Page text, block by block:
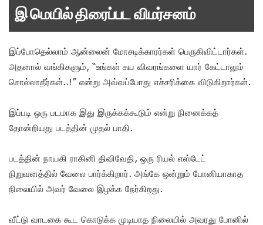
இ மெயில் திரைப்பட விமர்சனம்
இப்போதெல்லாம் ஆன்லைன் மோசடிக்காரர்கள் பெருகிவிட்டார்கள்.
அதனால் வங்கிகளும், “உங்கள் சுய விவரங்களை யார் கேட்டாலும்
சொல்லாதீர்கள்..!” என்று அவ்வப்போது எச்சரிக்கை விடுகிறார்கள்.
இப்படி ஒரு படமாக இது இருக்கக்கூடும் என்று நினைக்கத்
தோன்றியது படத்தின் முதல் பாதி.
படத்தின் நாயகி ராகினி திவிவேதி, ஒரு ரியல் எஸ்டேட்
நிறுவனத்தில் வேலை பார்க்கிறார். அங்கே ஒன்றும் போனியாகாத
நிலையில் அவர் வேலை இழக்க நேர்கிறது.
வீட்டு வாடகை கூட கொடுக்க முடியாத நிலையில் அவரது போனில்